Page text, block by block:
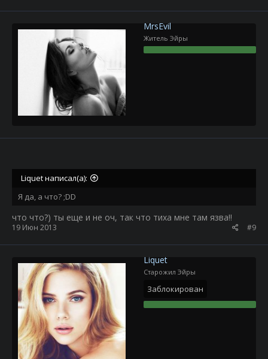
MrsEvil
Житель Эйры
Liquet написал(а):
Я да, а что? ;DD
что что?) ты еще и не оч, так что тиха мне там язва!!
19 Июн 2013 #9
Liquet
Старожил Эйры
Заблокирован